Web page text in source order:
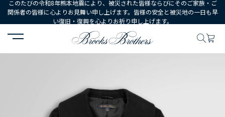
このたびの令和8年熊本地震により、被災された皆様ならびにそのご家族・ご
関係者の皆様に心よりお見舞い申し上げます。皆様の安全と被災地の一日も早
い復旧・復興を心よりお祈り申し上げます。
HOME ウェア アウターウェア ウール ４ボタン シ